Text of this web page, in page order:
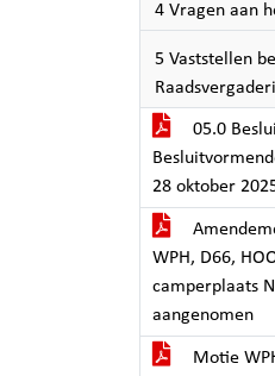
4 Vragen aan
5 Vaststellen
05.0
28 oktober
WPH, D66,
camperplaats
aangenomen
Motie